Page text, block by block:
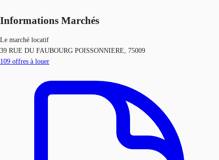
Informations Marchés
Le marché locatif
39 RUE DU FAUBOURG POISSONNIERE, 75009
109 offres à louer